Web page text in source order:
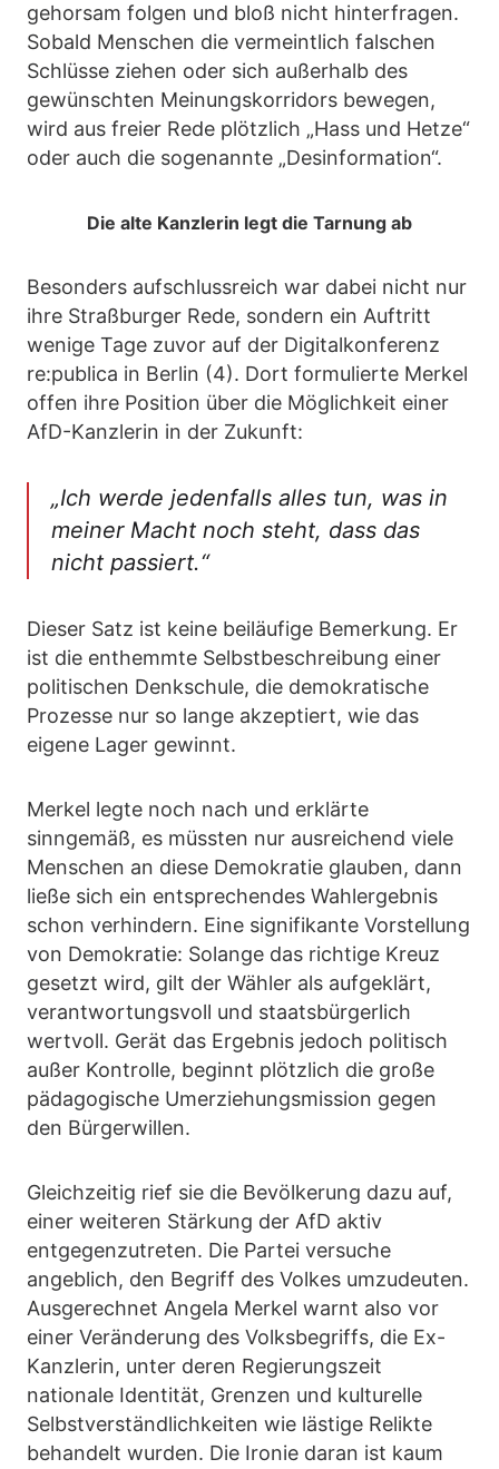
gehorsam folgen und bloß nicht hinterfragen.
Sobald Menschen die vermeintlich falschen
Schlüsse ziehen oder sich außerhalb des
gewünschten Meinungskorridors bewegen,
wird aus freier Rede plötzlich „Hass und Hetze“
oder auch die sogenannte „Desinformation“.
Die alte Kanzlerin legt die Tarnung ab
Besonders aufschlussreich war dabei nicht nur
ihre Straßburger Rede, sondern ein Auftritt
wenige Tage zuvor auf der Digitalkonferenz
re:publica in Berlin (4). Dort formulierte Merkel
offen ihre Position über die Möglichkeit einer
AfD-Kanzlerin in der Zukunft:
„Ich werde jedenfalls alles tun, was in
meiner Macht noch steht, dass das
nicht passiert.“
Dieser Satz ist keine beiläufige Bemerkung. Er
ist die enthemmte Selbstbeschreibung einer
politischen Denkschule, die demokratische
Prozesse nur so lange akzeptiert, wie das
eigene Lager gewinnt.
Merkel legte noch nach und erklärte
sinngemäß, es müssten nur ausreichend viele
Menschen an diese Demokratie glauben, dann
ließe sich ein entsprechendes Wahlergebnis
schon verhindern. Eine signifikante Vorstellung
von Demokratie: Solange das richtige Kreuz
gesetzt wird, gilt der Wähler als aufgeklärt,
verantwortungsvoll und staatsbürgerlich
wertvoll. Gerät das Ergebnis jedoch politisch
außer Kontrolle, beginnt plötzlich die große
pädagogische Umerziehungsmission gegen
den Bürgerwillen.
Gleichzeitig rief sie die Bevölkerung dazu auf,
einer weiteren Stärkung der AfD aktiv
entgegenzutreten. Die Partei versuche
angeblich, den Begriff des Volkes umzudeuten.
Ausgerechnet Angela Merkel warnt also vor
einer Veränderung des Volksbegriffs, die Ex-
Kanzlerin, unter deren Regierungszeit
nationale Identität, Grenzen und kulturelle
Selbstverständlichkeiten wie lästige Relikte
behandelt wurden. Die Ironie daran ist kaum